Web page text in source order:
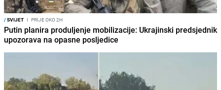
/SVIJET I PRIJE OKO 2H
Putin planira produljenje mobilizacije: Ukrajinski predsjednik
upozorava na opasne posljedice